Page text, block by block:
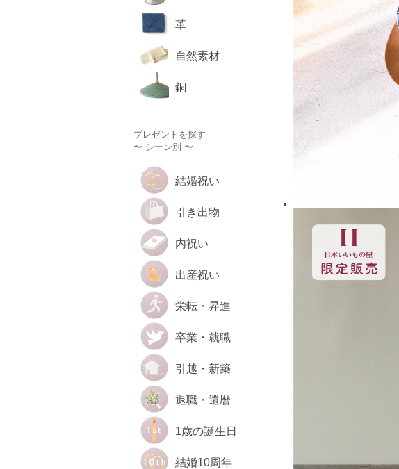
革
自然素材
銅
プレゼントを探す
〜 シーン別 〜
結婚祝い
引き出物
内祝い
出産祝い
栄転・昇進
卒業・就職
引越・新築
退職・還暦
1歳の誕生日
結婚10周年